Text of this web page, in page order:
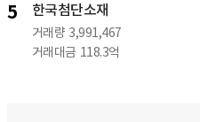
5 한국첨단소재
거래량 3,991,467
거래대금 118.3억